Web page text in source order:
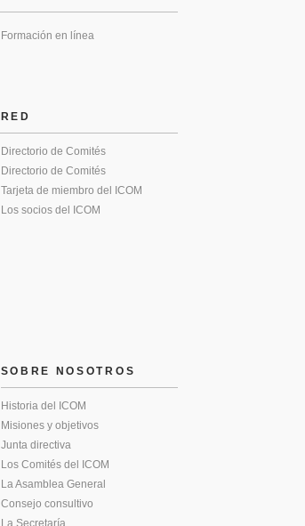
Formación en línea
RED
Directorio de Comités
Directorio de Comités
Tarjeta de miembro del ICOM
Los socios del ICOM
SOBRE NOSOTROS
Historia del ICOM
Misiones y objetivos
Junta directiva
Los Comités del ICOM
La Asamblea General
Consejo consultivo
La Secretaría